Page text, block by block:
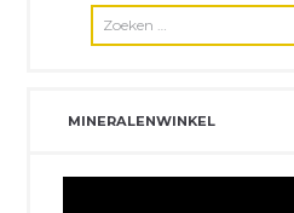
MINERALENWINKEL